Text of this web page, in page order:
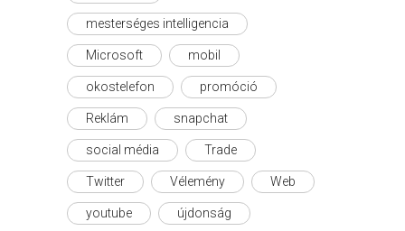
mesterséges intelligencia
Microsoft mobil
okostelefon promóció
Reklám snapchat
social média Trade
Twitter Vélemény Web
youtube újdonság